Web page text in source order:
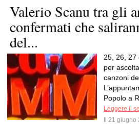
Valerio Scanu tra gli
confermati che
del...
25, 26, 27
per
canzoni
Popolo a
Leggere il
Il 21